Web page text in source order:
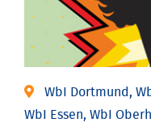
WbI Dortmund,
WbI Essen, WbI